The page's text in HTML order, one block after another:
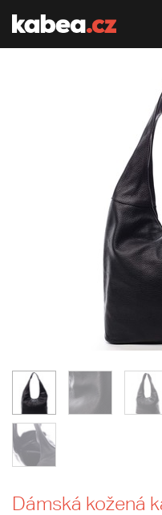
Dámská kožená